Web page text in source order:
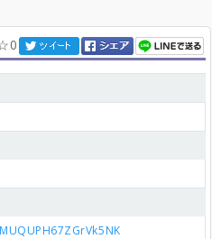
0